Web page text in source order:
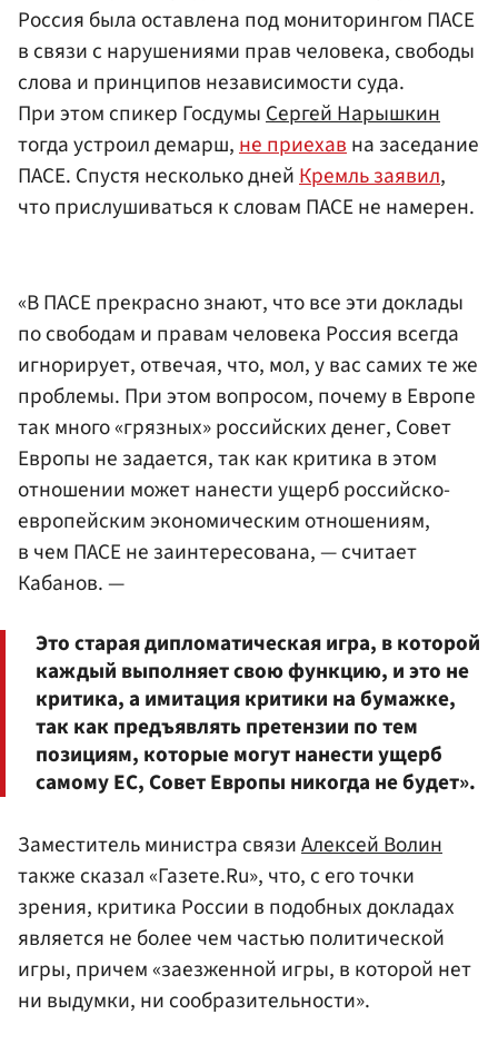
Россия была оставлена под мониторингом ПАСЕ
в связи с нарушениями прав человека, свободы
слова и принципов независимости суда.
При этом спикер ГосдумыСергей Нарышкин
тогда устроил демарш,не приехавна заседание
ПАСЕ. Спустя несколько днейКремль заявил,
что прислушиваться к словам ПАСЕ не намерен.
«В ПАСЕ прекрасно знают, что все эти доклады
по свободам и правам человека Россия всегда
игнорирует, отвечая, что, мол, у вас самих те же
проблемы. При этом вопросом, почему в Европе
так много «грязных» российских денег, Совет
Европы не задается, так как критика в этом
отношении может нанести ущерб российско-
европейским экономическим отношениям,
в чем ПАСЕ не заинтересована, — считает
Кабанов. —
Это старая дипломатическая игра, в которой
каждый выполняет свою функцию, и это не
критика, а имитация критики на бумажке,
так как предъявлять претензии по тем
позициям, которые могут нанести ущерб
самому ЕС, Совет Европы никогда не будет».
Заместитель министра связиАлексей Волин
также сказал «Газете.Ru», что, с его точки
зрения, критика России в подобных докладах
является не более чем частью политической
игры, причем «заезженной игры, в которой нет
ни выдумки, ни сообразительности».